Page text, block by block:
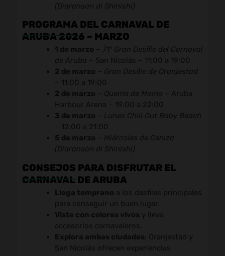
(Diaranson di Shinishi)
PROGRAMA DEL CARNAVAL DE
ARUBA 2026 – MARZO
1 de marzo – 71º Gran Desfile del Carnaval
de Aruba – San Nicolás – 11:00 a 19:00
2 de marzo – Gran Desfile de Oranjestad
– 11:00 a 19:00
2 de marzo – Quema de Momo – Aruba
Harbour Arena – 19:00 a 22:00
3 de marzo – Lunes Chill Out Baby Beach
– 12:00 a 21:00
5 de marzo – Miércoles de Ceniza
(Diaranson di Shinishi)
CONSEJOS PARA DISFRUTAR EL
CARNAVAL DE ARUBA
Llega temprano a los desfiles principales
para conseguir un buen lugar.
Viste con colores vivos y lleva
accesorios carnavaleros.
Explora ambas ciudades : Oranjestad y
San Nicolás ofrecen experiencias